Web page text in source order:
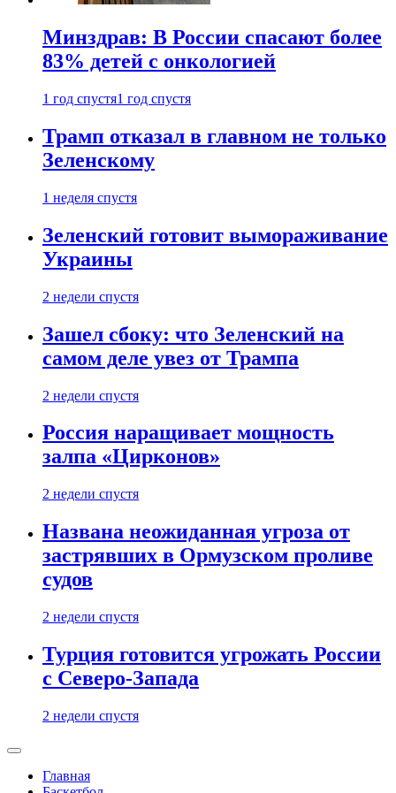
Минздрав: В России спасают более
83% детей с онкологией
1 год спустя1 год спустя
Трамп отказал в главном не только
Зеленскому
1 неделя спустя
Зеленский готовит вымораживание
Украины
2 недели спустя
Зашел сбоку: что Зеленский на
самом деле увез от Трампа
2 недели спустя
Россия наращивает мощность
залпа «Цирконов»
2 недели спустя
Названа неожиданная угроза от
застрявших в Ормузском проливе
судов
2 недели спустя
Турция готовится угрожать России
с Северо-Запада
2 недели спустя
Главная